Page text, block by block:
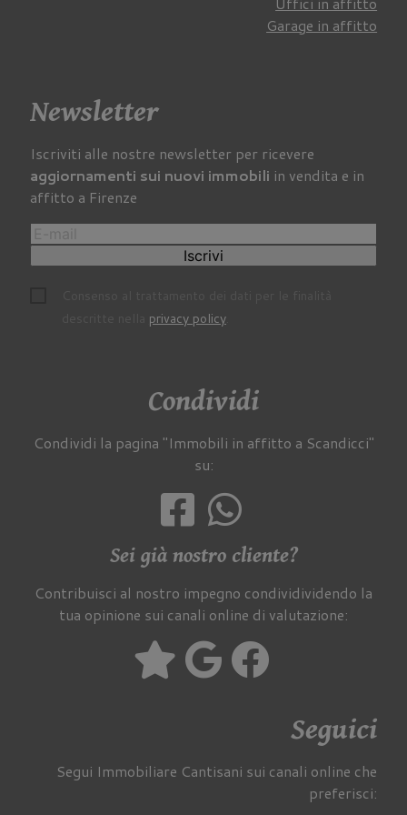
Garage in affitto
Newsletter
Iscriviti alle nostre newsletter per ricevere
aggiornamenti sui nuovi immobili in vendita e in
affitto a Firenze
Iscrivi
privacy policy.
Condividi
Condividi la pagina "Immobili in affitto a Scandicci"
su:
Sei già nostro cliente?
Contribuisci al nostro impegno condividividendo la
tua opinione sui canali online di valutazione:
Seguici
Segui Immobiliare Cantisani sui canali online che
preferisci: